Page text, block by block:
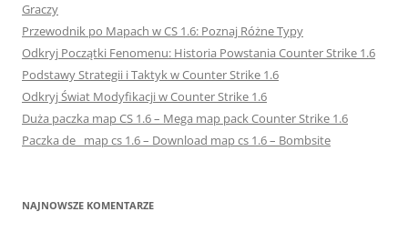
Graczy
Przewodnik po Mapach w CS 1.6: Poznaj Różne Typy
Odkryj Początki Fenomenu: Historia Powstania Counter Strike 1.6
Podstawy Strategii i Taktyk w Counter Strike 1.6
Odkryj Świat Modyfikacji w Counter Strike 1.6
Duża paczka map CS 1.6 – Mega map pack Counter Strike 1.6
Paczka de_ map cs 1.6 – Download map cs 1.6 – Bombsite
NAJNOWSZE KOMENTARZE